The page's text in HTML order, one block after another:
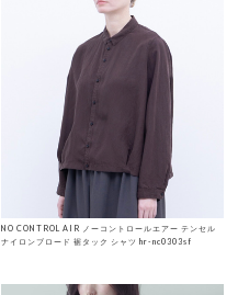
NO CONTROL AIR ノーコントロールエアー テンセル
ナイロンブロード 裾タック シャツ hr-nc0303sf